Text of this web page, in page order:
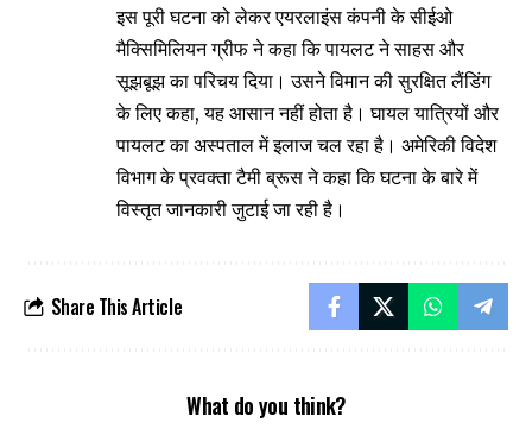
इस पूरी घटना को लेकर एयरलाइंस कंपनी के सीईओ
मैक्सिमिलियन ग्रीफ ने कहा कि पायलट ने साहस और
सूझबूझ का परिचय दिया। उसने विमान की सुरक्षित लैंडिंग
के लिए कहा, यह आसान नहीं होता है। घायल यात्रियों और
पायलट का अस्पताल में इलाज चल रहा है। अमेरिकी विदेश
विभाग के प्रवक्ता टैमी ब्रूस ने कहा कि घटना के बारे में
विस्तृत जानकारी जुटाई जा रही है।
Share This Article
What do you think?